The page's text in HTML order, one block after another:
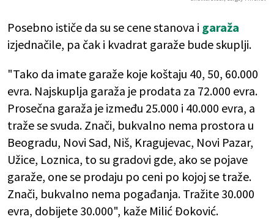
Posebno ističe da su se cene stanova i garaža
izjednačile, pa čak i kvadrat garaže bude skuplji.
"Tako da imate garaže koje koštaju 40, 50, 60.000
evra. Najskuplja garaža je prodata za 72.000 evra.
Prosečna garaža je između 25.000 i 40.000 evra, a
traže se svuda. Znači, bukvalno nema prostora u
Beogradu, Novi Sad, Niš, Kragujevac, Novi Pazar,
Užice, Loznica, to su gradovi gde, ako se pojave
garaže, one se prodaju po ceni po kojoj se traže.
Znači, bukvalno nema pogađanja. Tražite 30.000
evra, dobijete 30.000", kaže Milić Đoković.